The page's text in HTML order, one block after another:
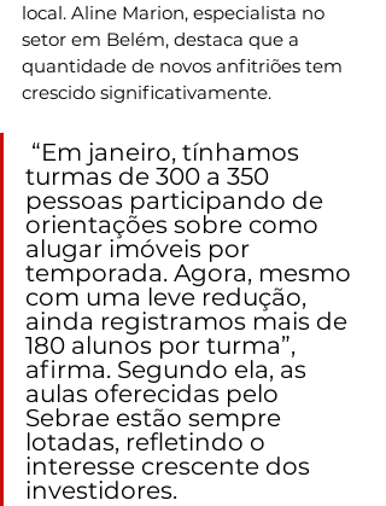
local. Aline Marion, especialista no
setor em Belém, destaca que a
quantidade de novos anfitriões tem
crescido significativamente.
turmas de 300 a 350
pessoas participando de
orientações sobre como
alugar imóveis por
temporada. Agora, mesmo
com uma leve redução,
ainda registramos mais de
180 alunos por turma”,
afirma. Segundo ela, as
aulas oferecidas pelo
Sebrae estão sempre
lotadas, refletindo o
interesse crescente dos
investidores.